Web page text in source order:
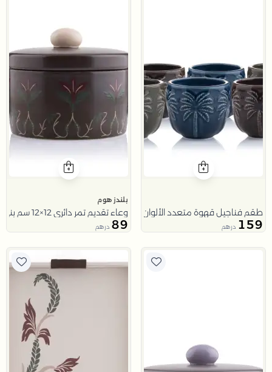
طقم فناجيل قهوة متعدد الألوان بنقش النخلة من ملاذ
159 درهم
بلندز هوم
وعاء تقديم تمر دائري 12×12 سم بني من الخزف الحجري بطبعة زهور من ملاذ
89 درهم